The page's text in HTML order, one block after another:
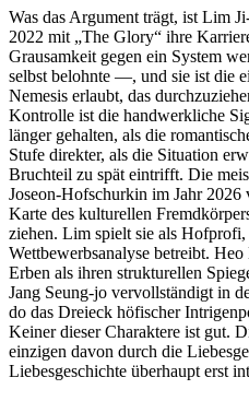
Was das Argument trägt, ist Lim
2022 mit „The Glory“ ihre
Grausamkeit gegen ein System
selbst belohnte —, und sie ist die
Nemesis erlaubt, das
Kontrolle ist die handwerkliche
länger gehalten, als die
Stufe direkter, als die Situation
Bruchteil zu spät eintrifft. Die
Joseon-Hofschurkin im Jahr 2026
Karte des kulturellen
ziehen. Lim spielt sie als
Wettbewerbsanalyse betreibt.
Erben als ihren strukturellen
Jang Seung-jo vervollständigt in
do das Dreieck höfischer
Keiner dieser Charaktere ist gut.
einzigen davon durch die
Liebesgeschichte überhaupt erst